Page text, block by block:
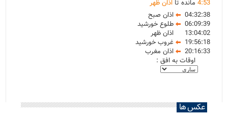
4:53 مانده تااذان ظهر
04:32:38
اذان صبح
06:09:39
طلوع خورشید
13:04:02
اذان ظهر
19:56:18
غروب خورشید
20:16:33
اذان مغرب
اوقات به افق :
عکس ها